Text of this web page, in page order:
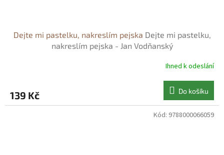
Dejte mi pastelku, nakreslím pejska Dejte mi pastelku,
nakreslím pejska - Jan Vodňanský
Ihned k odeslání
139 Kč Do košíku
Kód: 9788000066059